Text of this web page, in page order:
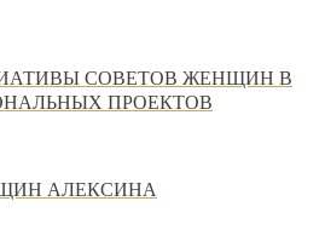
СОВЕТОВ ЖЕНЩИН В
ПРОЕКТОВ
АЛЕКСИНА